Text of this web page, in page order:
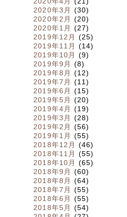
2020年3月
(30)
2020年2月
(20)
2020年1月
(27)
2019年12月
(25)
2019年11月
(14)
2019年10月
(9)
2019年9月
(8)
2019年8月
(12)
2019年7月
(11)
2019年6月
(15)
2019年5月
(20)
2019年4月
(19)
2019年3月
(28)
2019年2月
(56)
2019年1月
(55)
2018年12月
(46)
2018年11月
(55)
2018年10月
(65)
2018年9月
(60)
2018年8月
(64)
2018年7月
(55)
2018年6月
(55)
2018年5月
(54)